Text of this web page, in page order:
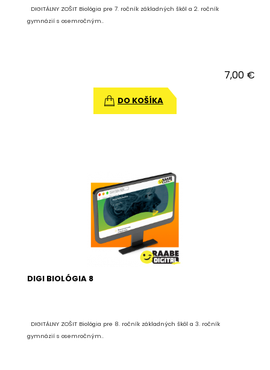
DIGITÁLNY ZOŠIT Biológia pre 7. ročník základných škôl a 2. ročník
gymnázií s osemročným..
7,00 €
DO KOŠÍKA
DIGI BIOLÓGIA 8
DIGITÁLNY ZOŠIT Biológia pre 8. ročník základných škôl a 3. ročník
gymnázií s osemročným..